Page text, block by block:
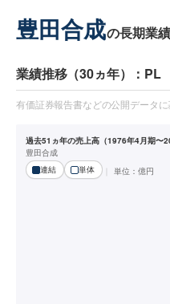
豊田合成の長期業績
業績推移（30ヵ年）：PL
有価証券報告書などの公開データ
過去51ヵ年の売上高（1976年4月期〜
豊田合成
連結
単体 単位： 億円